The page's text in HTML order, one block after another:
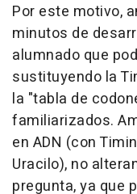
Por este motivo,
minutos de
alumnado que
sustituyendo la
la "tabla de
familiarizados.
en ADN (con
Uracilo), no
pregunta, ya que